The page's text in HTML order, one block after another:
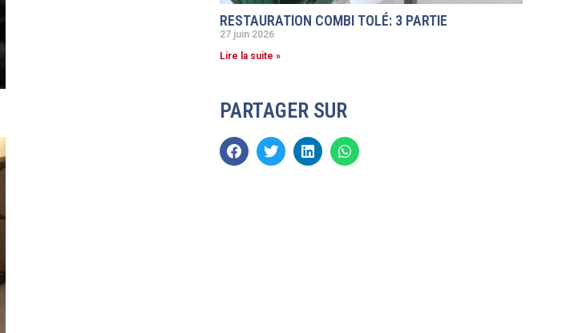
RESTAURATION COMBI TOLÉ: 3 PARTIE
27 juin 2026
Lire la suite »
PARTAGER SUR